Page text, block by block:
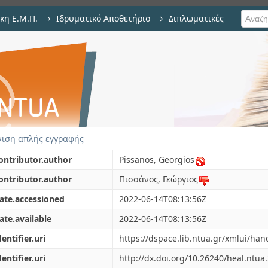
Ε.Μ.Π. → Ιδρυματικό Αποθετήριο → Διπλωματικές
αερίων για την
απλής εγγραφής
Pissanos, Georgios
Πισσάνος, Γεώργιος
2022-06-14T08:13:56Z
2022-06-14T08:13:56Z
https://dspace.lib.ntua.gr/xmlui/
http://dx.doi.org/10.26240/